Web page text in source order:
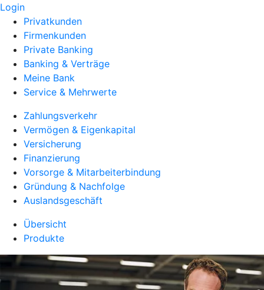
Login
Privatkunden
Firmenkunden
Private Banking
Banking & Verträge
Meine Bank
Service & Mehrwerte
Zahlungsverkehr
Vermögen & Eigenkapital
Versicherung
Finanzierung
Vorsorge & Mitarbeiterbindung
Gründung & Nachfolge
Auslandsgeschäft
Übersicht
Produkte